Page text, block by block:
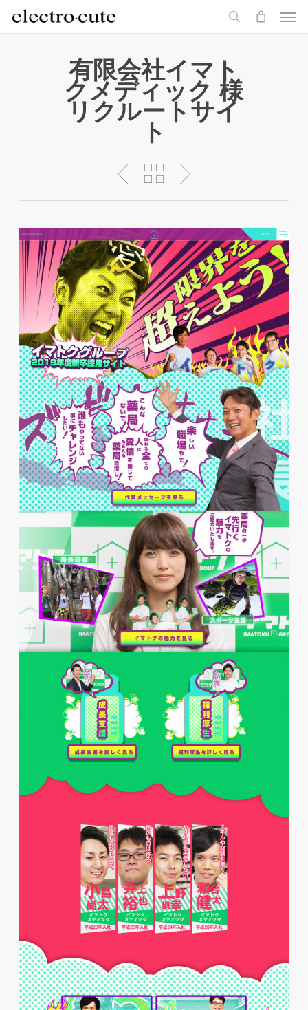
search
有限会社イマト
クメディック 様
リクルートサイ
ト